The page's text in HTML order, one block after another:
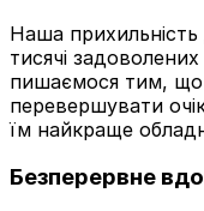
Наша
тисячі
пишаємося тим, що
перевершувати
їм найкраще
Безперервне